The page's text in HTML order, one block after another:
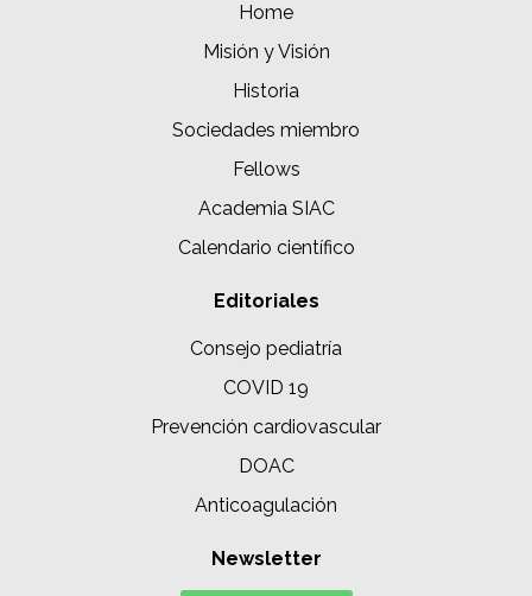
Home
Misión y Visión
Historia
Sociedades miembro
Fellows
Academia SIAC
Calendario científico
Editoriales
Consejo pediatría
COVID 19
Prevención cardiovascular
DOAC
Anticoagulación
Newsletter